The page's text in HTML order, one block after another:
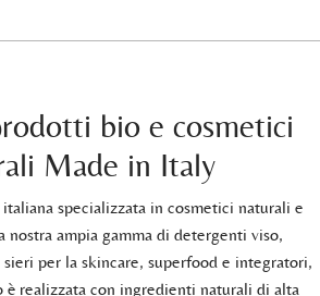
bio e cosmetici
Made in Italy
specializzata in cosmetici naturali e
nostra ampia gamma di detergenti viso,
sieri per la skincare, superfood e integratori,
realizzata con ingredienti naturali di alta